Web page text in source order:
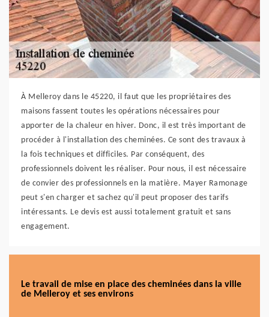
À Melleroy dans le 45220, il faut que les propriétaires des
maisons fassent toutes les opérations nécessaires pour
apporter de la chaleur en hiver. Donc, il est très important de
procéder à l'installation des cheminées. Ce sont des travaux à
la fois techniques et difficiles. Par conséquent, des
professionnels doivent les réaliser. Pour nous, il est nécessaire
de convier des professionnels en la matière. Mayer Ramonage
peut s'en charger et sachez qu'il peut proposer des tarifs
intéressants. Le devis est aussi totalement gratuit et sans
engagement.
Le travail de mise en place des cheminées dans la ville
de Melleroy et ses environs